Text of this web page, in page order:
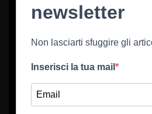
newsletter
Non lasciarti sfuggire gli
Inserisci la tua mail